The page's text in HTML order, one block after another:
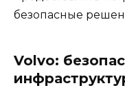
безопасные
Volvo: